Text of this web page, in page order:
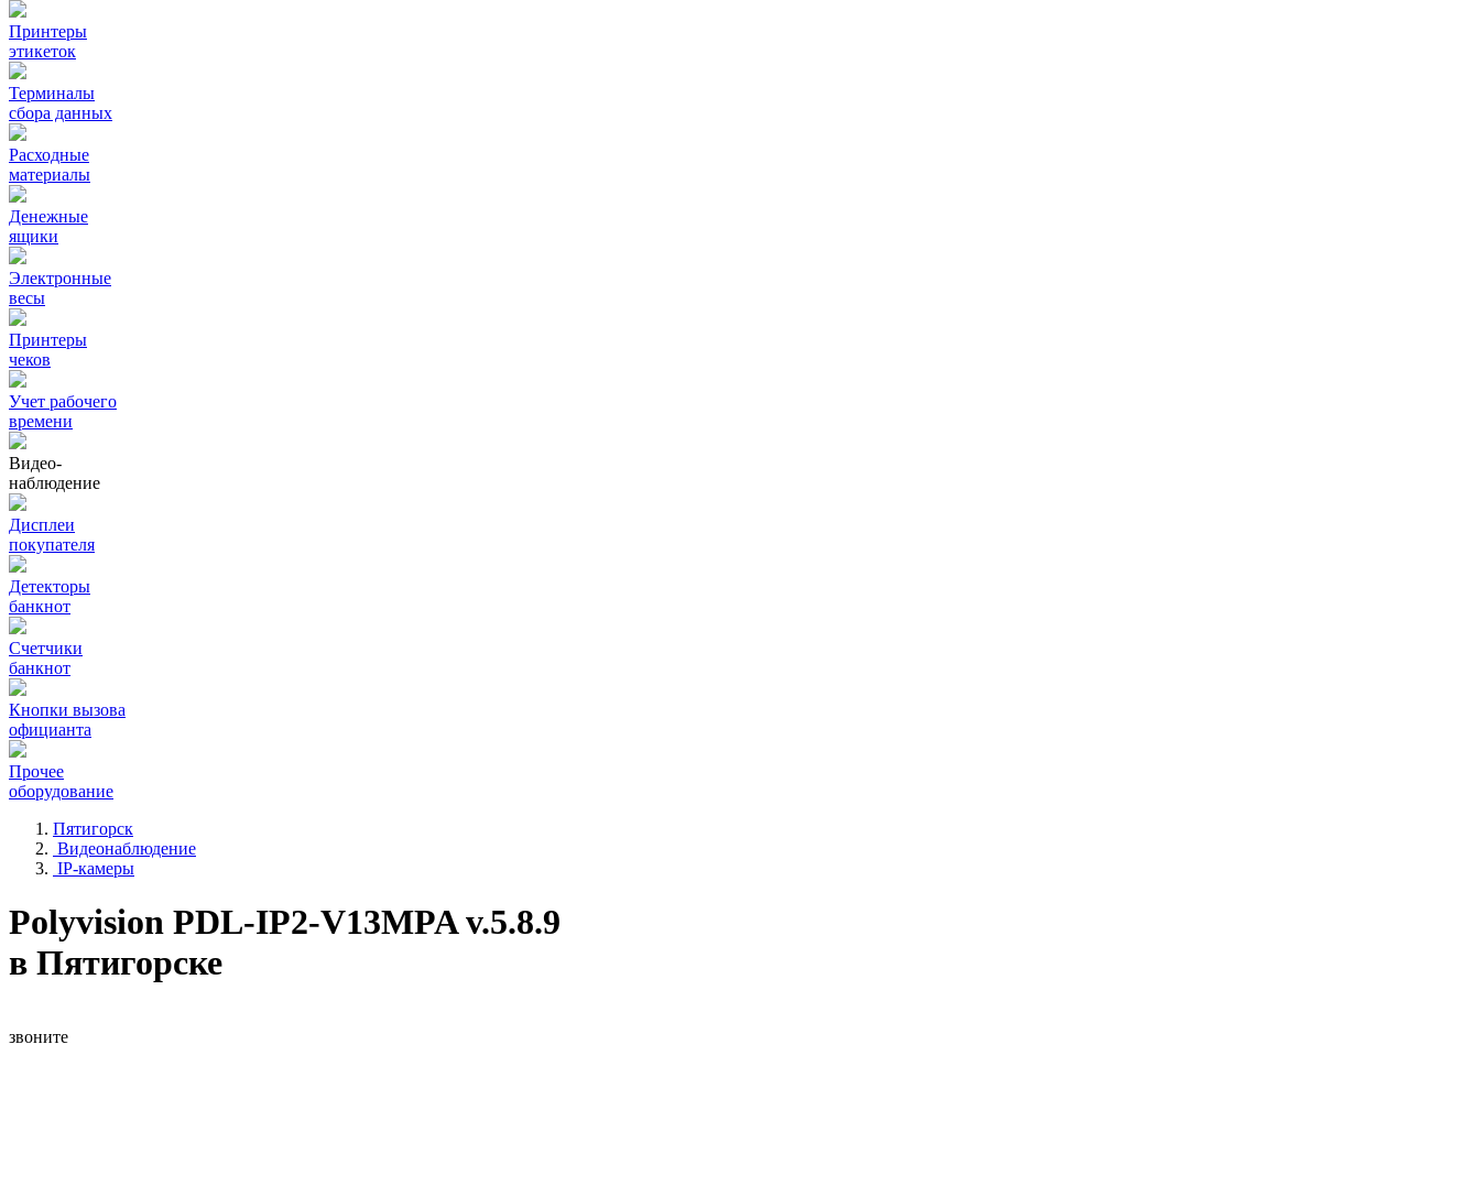
Принтеры
этикеток
Терминалы
сбора данных
Расходные
материалы
Денежные
ящики
Электронные
весы
Принтеры
чеков
Учет рабочего
времени
Видео‑
наблюдение
Дисплеи
покупателя
Детекторы
банкнот
Счетчики
банкнот
Кнопки вызова
официанта
Прочее
оборудование
Пятигорск
Видеонаблюдение
IP-камеры
Polyvision PDL-IP2-V13MPA v.5.8.9
в Пятигорске
звоните